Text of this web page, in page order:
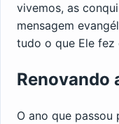
vivemos, as
mensagem
tudo o que Ele fez
Renovando
O ano que